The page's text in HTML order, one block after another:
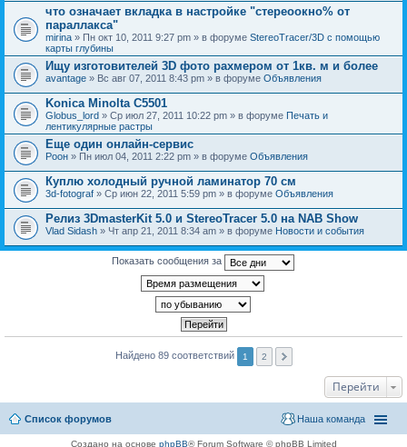
что означает вкладка в настройке "стереоокно% от
параллакса"
mirina » Пн окт 10, 2011 9:27 pm » в форуме StereoTracer/3D с помощью
карты глубины
Ищу изготовителей 3D фото рахмером от 1кв. м и более
avantage » Вс авг 07, 2011 8:43 pm » в форуме Объявления
Konica Minolta C5501
Globus_lord » Ср июл 27, 2011 10:22 pm » в форуме Печать и
лентикулярные растры
Еще один онлайн-сервис
Pоон » Пн июл 04, 2011 2:22 pm » в форуме Объявления
Куплю холодный ручной ламинатор 70 см
3d-fotograf » Ср июн 22, 2011 5:59 pm » в форуме Объявления
Релиз 3DmasterKit 5.0 и StereoTracer 5.0 на NAB Show
Vlad Sidash » Чт апр 21, 2011 8:34 am » в форуме Новости и события
Показать сообщения за
Найдено 89 соответствий 1 2
Перейти
Список форумов Наша команда
Создано на основе phpBB® Forum Software © phpBB Limited